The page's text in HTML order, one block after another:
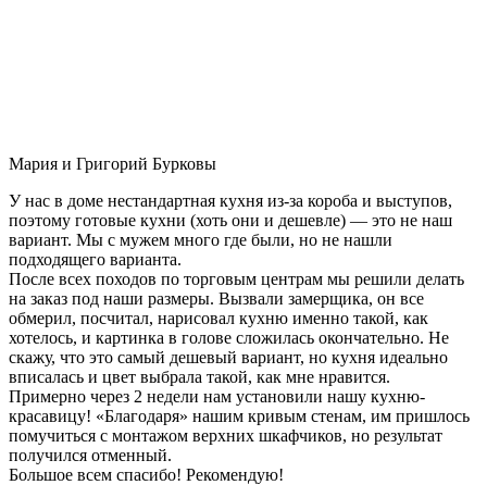
Мария и Григорий Бурковы
У нас в доме нестандартная кухня из-за короба и выступов,
поэтому готовые кухни (хоть они и дешевле) — это не наш
вариант. Мы с мужем много где были, но не нашли
подходящего варианта.
После всех походов по торговым центрам мы решили делать
на заказ под наши размеры. Вызвали замерщика, он все
обмерил, посчитал, нарисовал кухню именно такой, как
хотелось, и картинка в голове сложилась окончательно. Не
скажу, что это самый дешевый вариант, но кухня идеально
вписалась и цвет выбрала такой, как мне нравится.
Примерно через 2 недели нам установили нашу кухню-
красавицу! «Благодаря» нашим кривым стенам, им пришлось
помучиться с монтажом верхних шкафчиков, но результат
получился отменный.
Большое всем спасибо! Рекомендую!